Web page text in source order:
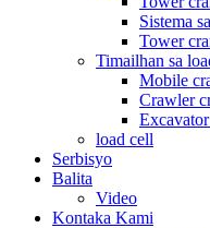
Sistema
Tower
Timailhan sa
Mobile
Crawler
load cell
Serbisyo
Balita
Video
Kontaka Kami